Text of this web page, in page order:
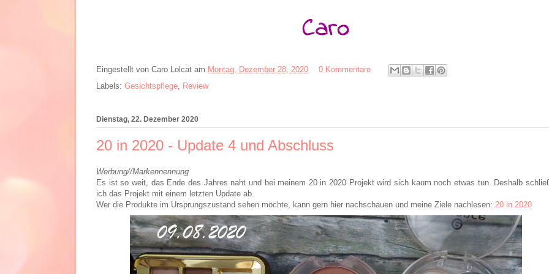
Eingestellt von Caro Lolcat am Montag, Dezember 28, 2020
0 Kommentare
Labels: Gesichtspflege Review
Dienstag, 22. Dezember 2020
20 in 2020 - Update 4 und Abschluss
Werbung//Markennennung
Es ist so weit, das Ende des Jahres naht und bei meinem 20 in 2020 Projekt wird sich kaum noch etwas tun. Deshalb
ich das Projekt mit einem letzten Update ab.
Wer die Produkte im Ursprungszustand sehen möchte, kann gern hier nachschauen und meine Ziele nachlesen: 20 in 2020